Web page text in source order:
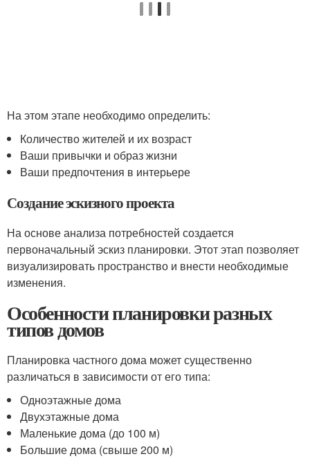
На этом этапе необходимо определить:
Количество жителей и их возраст
Ваши привычки и образ жизни
Ваши предпочтения в интерьере
Создание эскизного проекта
На основе анализа потребностей создается
первоначальный эскиз планировки. Этот этап позволяет
визуализировать пространство и внести необходимые
изменения.
Особенности планировки разных
типов домов
Планировка частного дома может существенно
различаться в зависимости от его типа:
Одноэтажные дома
Двухэтажные дома
Маленькие дома (до 100 м)
Большие дома (свыше 200 м)